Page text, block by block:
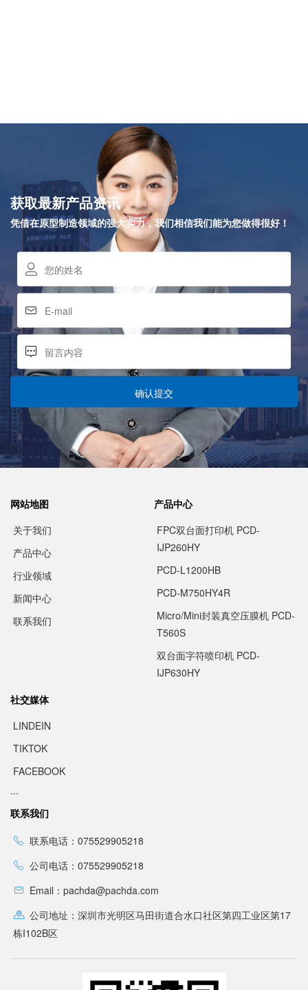
获取最新产品资讯
凭借在原型制造领域的强大实力，我们相信我们能为您做得很好！
确认提交
网站地图
关于我们
产品中心
行业领域
新闻中心
联系我们
产品中心
FPC双台面打印机 PCD-
IJP260HY
PCD-L1200HB
PCD-M750HY4R
Micro/Mini封装真空压膜机 PCD-
T560S
双台面字符喷印机 PCD-
IJP630HY
社交媒体
LINDEIN
TIKTOK
FACEBOOK
...
联系我们
联系电话：075529905218
公司电话：075529905218
Email：pachda@pachda.com
公司地址：深圳市光明区马田街道合水口社区第四工业区第17
栋I102B区